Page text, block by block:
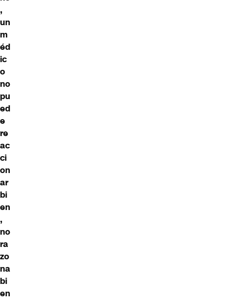
,
un
m
éd
ic
o
no
pu
ed
e
re
ac
ci
on
ar
bi
en
,
no
ra
zo
na
bi
en